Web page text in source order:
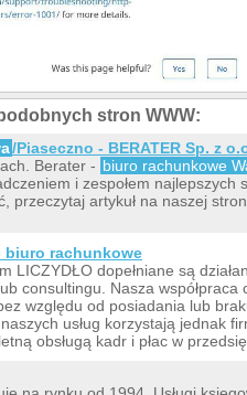
stron WWW:
/Piaseczno - BERATER Sp. z
Berater - biuro rachunkowe
i zespołem najlepszych
przeczytaj artykuł na naszej
biuro rachunkowe
LICZYDŁO dopełniane są
consultingu. Nasza
względu od posiadania lub
usług korzystają jednak
obsługą kadr i płac w